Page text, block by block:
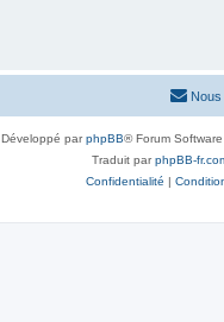
Développé parphpBB® Forum
Traduit parphpBB-
Confidentialité |